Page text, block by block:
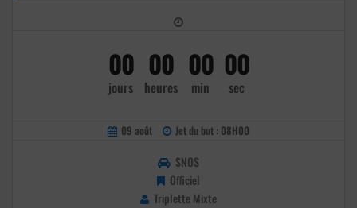
00
jours
00
heures
00
min
00
sec
09 août Jet du but : 08H00
SNOS
Officiel
Triplette Mixte